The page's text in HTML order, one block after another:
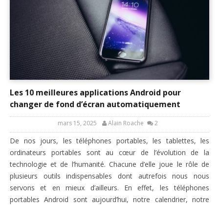
Les 10 meilleures applications Android pour
changer de fond d’écran automatiquement
mars 15, 2025 Alain Roache 2
De nos jours, les téléphones portables, les tablettes, les
ordinateurs portables sont au cœur de l’évolution de la
technologie et de l’humanité. Chacune d’elle joue le rôle de
plusieurs outils indispensables dont autrefois nous nous
servons et en mieux d’ailleurs. En effet, les téléphones
portables Android sont aujourd’hui, notre calendrier, notre